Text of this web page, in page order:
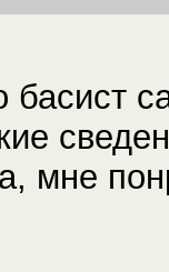
басист
мне